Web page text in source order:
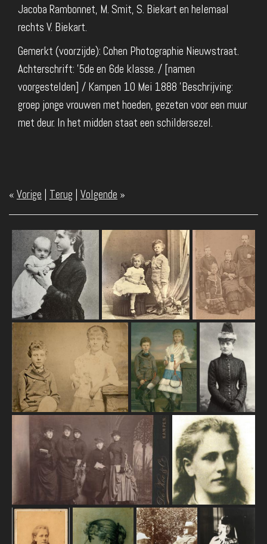
Jacoba Rambonnet, M. Smit, S. Biekart en helemaal
rechts V. Biekart.
Gemerkt (voorzijde): Cohen Photographie Nieuwstraat.
Achterschrift: '5de en 6de klasse. / [namen
voorgestelden] / Kampen 10 Mei 1888 'Beschrijving:
groep jonge vrouwen met hoeden, gezeten voor een muur
met deur. In het midden staat een schildersezel.
« Vorige | Terug | Volgende »